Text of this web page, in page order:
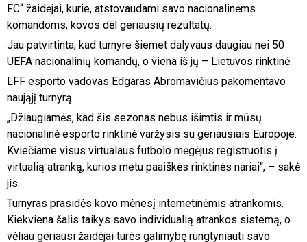
FC“ žaidėjai, kurie, atstovaudami savo nacionalinėms
komandoms, kovos dėl geriausių rezultatų.
Jau patvirtinta, kad turnyre šiemet dalyvaus daugiau nei 50
UEFA nacionalinių komandų, o viena iš jų – Lietuvos rinktinė.
LFF esporto vadovas Edgaras Abromavičius pakomentavo
naująjį turnyrą.
„Džiaugiamės, kad šis sezonas nebus išimtis ir mūsų
nacionalinė esporto rinktinė varžysis su geriausiais Europoje.
Kviečiame visus virtualaus futbolo mėgėjus registruotis į
virtualią atranką, kurios metu paaiškės rinktinės nariai“, – sakė
jis.
Turnyras prasidės kovo mėnesį internetinėmis atrankomis.
Kiekviena šalis taikys savo individualią atrankos sistemą, o
vėliau geriausi žaidėjai turės galimybę rungtyniauti savo